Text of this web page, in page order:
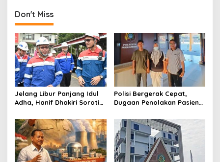
a
v
i
g
a
t
i
o
n
Don't Miss
Jelang Libur Panjang Idul
Adha, Hanif Dhakiri Soroti
BBM Bersubsidi
Polisi Bergerak Cepat,
Dugaan Penolakan Pasien
Diusut Serius